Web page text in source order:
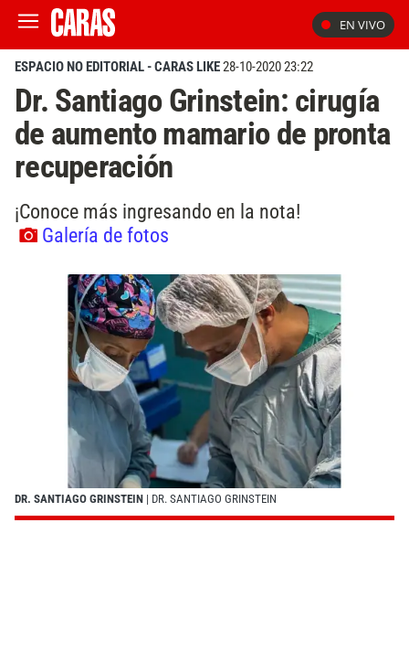
EN VIVO
ESPACIO NO EDITORIAL - CARAS LIKE28-10-2020 23:22
Dr. Santiago Grinstein: cirugía
de aumento mamario de pronta
recuperación
¡Conoce más ingresando en la nota!
Galería de fotos
DR. SANTIAGO GRINSTEIN | DR. SANTIAGO GRINSTEIN